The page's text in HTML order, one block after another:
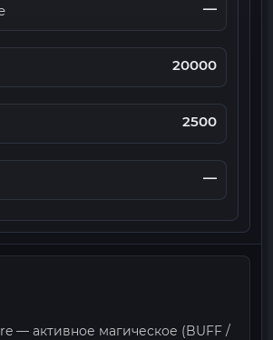
—
20000
2500
—
— активное магическое (BUFF /